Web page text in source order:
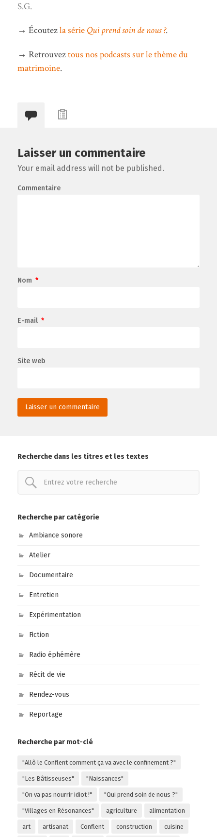
S.G.
→ Écoutezla série Qui prend soin de nous ?.
→ Retrouveztous nos podcasts sur le thème du
matrimoine.
Laisser un commentaire
Your email address will not be published.
Commentaire
Nom *
E-mail *
Site web
Recherche dans les titres et les textes
Recherche par catégorie
Ambiance sonore
Atelier
Documentaire
Entretien
Expérimentation
Fiction
Radio éphémère
Récit de vie
Rendez-vous
Reportage
Recherche par mot-clé
"Allô le Conflent comment ça va avec le confinement ?"
"Les Bâtisseuses" "Naissances"
"On va pas nourrir idiot !" "Qui prend soin de nous ?"
"Villages en Résonances" agriculture alimentation
art artisanat Conflent construction cuisine